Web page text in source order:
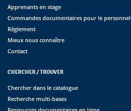
Apprenants en stage
Commandes documentaires pour le personnel
Règlement
Mieux nous connaître
Contact
CHERCHER / TROUVER
Chercher dans le catalogue
Recherche multi-bases